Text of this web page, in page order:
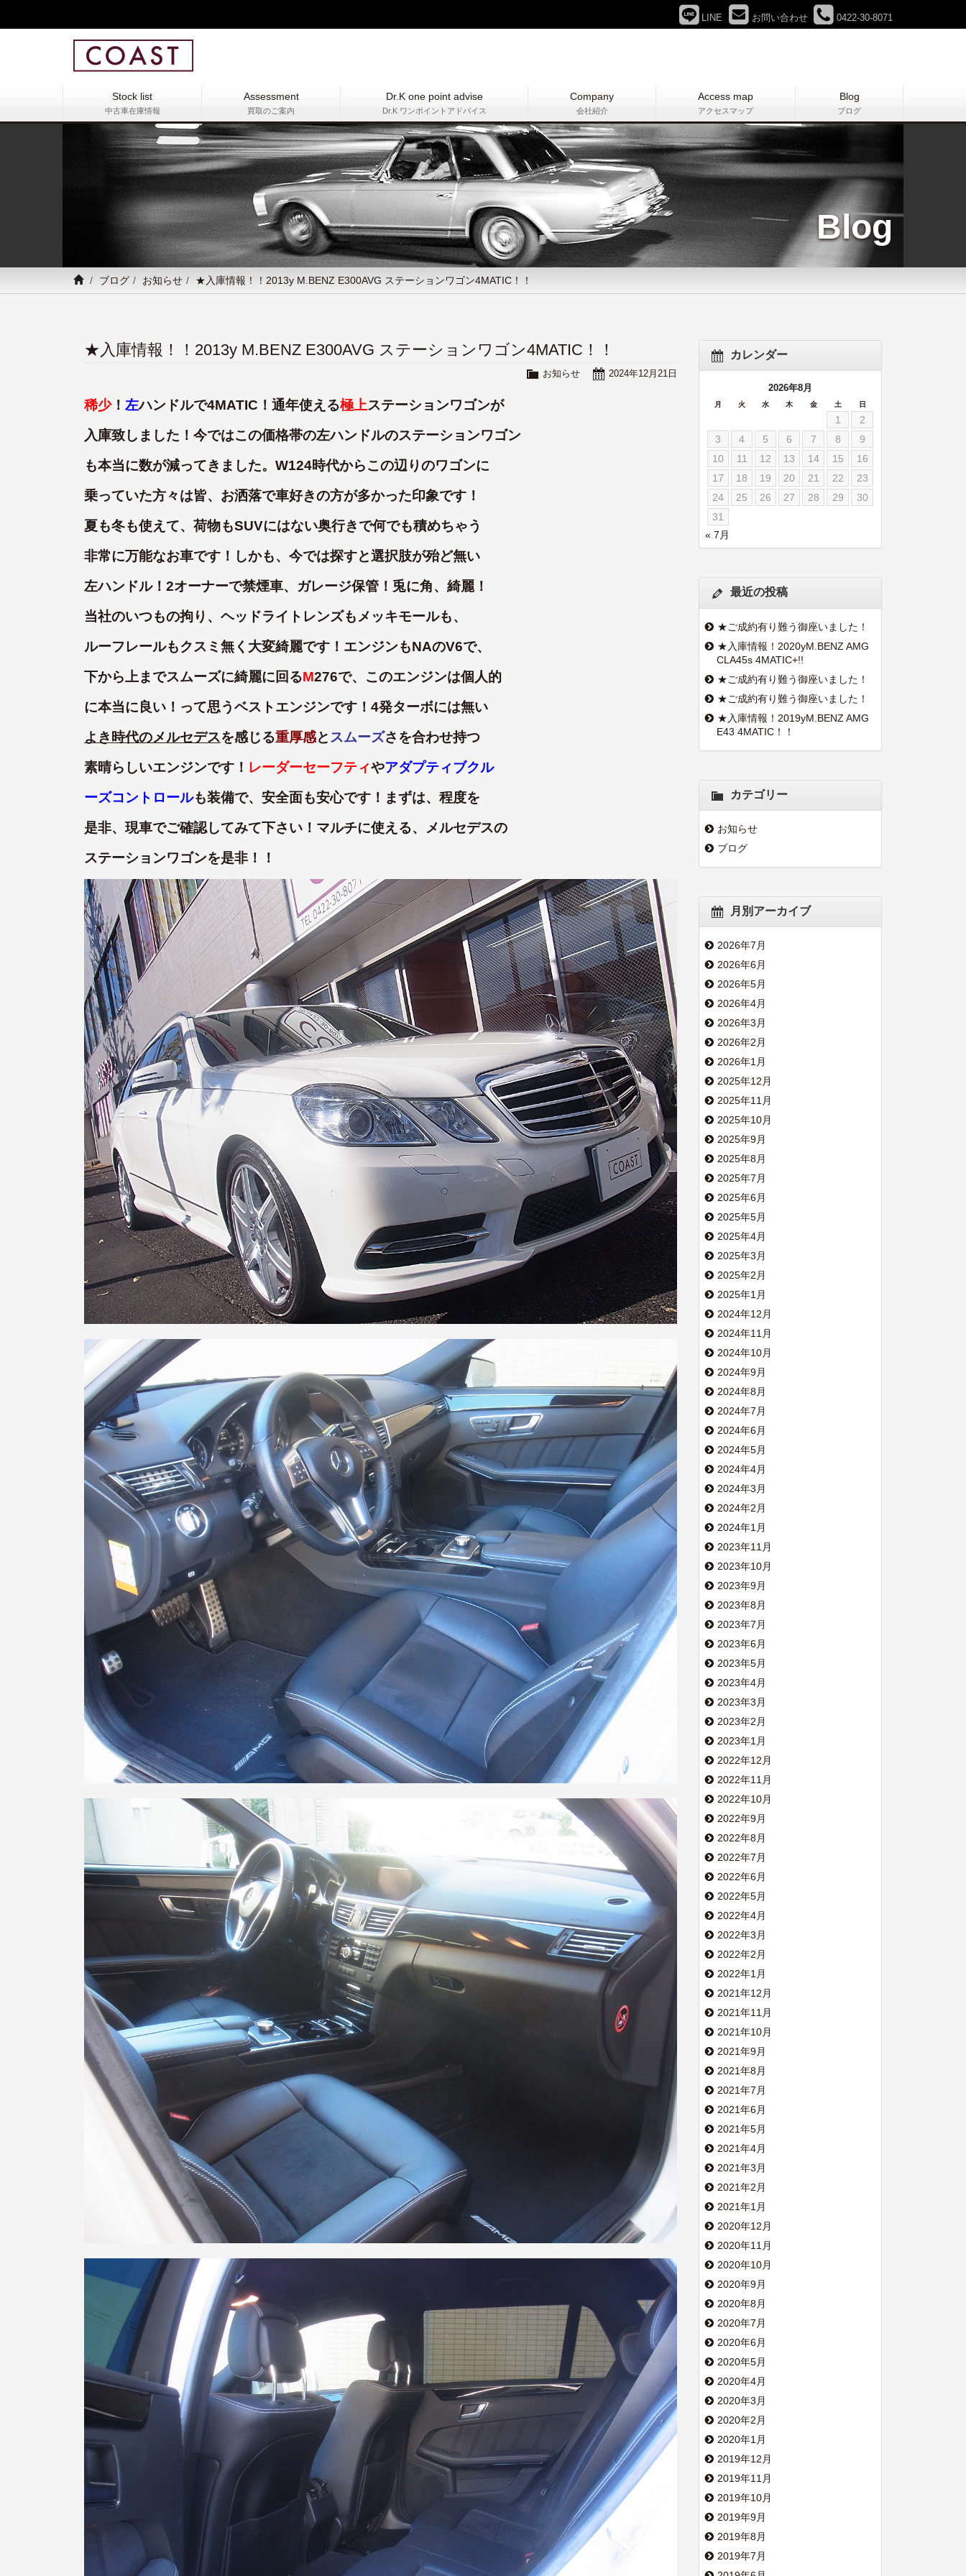
LINE お問い合わせ 0422-30-8071
Stock list
中古車在庫情報
Assessment
買取のご案内
Dr.K one point advise
Dr.K ワンポイントアドバイス
Company
会社紹介
Access map
アクセスマップ
Blog
ブログ
Blog
ブログ お知らせ ★入庫情報！！2013y M.BENZ E300AVG ステーションワゴン4MATIC！！
★入庫情報！！2013y M.BENZ E300AVG ステーションワゴン4MATIC！！
2024年12月21日
お知らせ
稀少！ 左ハンドルで4MATIC！通年使える極上ステーションワゴンが
入庫致しました！今ではこの価格帯の左ハンドルのステーションワゴン
も本当に数が減ってきました。W124時代からこの辺りのワゴンに
乗っていた方々は皆、お洒落で車好きの方が多かった印象です！
夏も冬も使えて、荷物もSUVにはない奥行きで何でも積めちゃう
非常に万能なお車です！しかも、今では探すと選択肢が殆ど無い
左ハンドル！2オーナーで禁煙車、ガレージ保管！兎に角、綺麗！
当社のいつもの拘り、ヘッドライトレンズもメッキモールも、
ルーフレールもクスミ無く大変綺麗です！エンジンもNAのV6で、
下から上までスムーズに綺麗に回るM276で、このエンジンは個人的
に本当に良い！って思うベストエンジンです！4発ターボには無い
よき時代のメルセデスを感じる重厚感と スムーズさを合わせ持つ
素晴らしいエンジンです！ レーダーセーフティやアダプティブクル
ーズコントロールも装備で、安全面も安心です！まずは、程度を
是非、現車でご確認してみて下さい！マルチに使える、メルセデスの
ステーションワゴンを是非！！
カレンダー
2026年8月
月 火 水 木 金 土 日
1
2
3
4 5 6 7 8
9
10
11 12 13 14 15
16
17
18 19 20 21 22
23
24
25 26 27 28 29
30
31
« 7月
最近の投稿
★ご成約有り難う御座いました！
★入庫情報！2020yM.BENZ AMG
CLA45s 4MATIC+!!
★ご成約有り難う御座いました！
★ご成約有り難う御座いました！
★入庫情報！2019yM.BENZ AMG
E43 4MATIC！！
カテゴリー
お知らせ
ブログ
月別アーカイブ
2026年7月
2026年6月
2026年5月
2026年4月
2026年3月
2026年2月
2026年1月
2025年12月
2025年11月
2025年10月
2025年9月
2025年8月
2025年7月
2025年6月
2025年5月
2025年4月
2025年3月
2025年2月
2025年1月
2024年12月
2024年11月
2024年10月
2024年9月
2024年8月
2024年7月
2024年6月
2024年5月
2024年4月
2024年3月
2024年2月
2024年1月
2023年11月
2023年10月
2023年9月
2023年8月
2023年7月
2023年6月
2023年5月
2023年4月
2023年3月
2023年2月
2023年1月
2022年12月
2022年11月
2022年10月
2022年9月
2022年8月
2022年7月
2022年6月
2022年5月
2022年4月
2022年3月
2022年2月
2022年1月
2021年12月
2021年11月
2021年10月
2021年9月
2021年8月
2021年7月
2021年6月
2021年5月
2021年4月
2021年3月
2021年2月
2021年1月
2020年12月
2020年11月
2020年10月
2020年9月
2020年8月
2020年7月
2020年6月
2020年5月
2020年4月
2020年3月
2020年2月
2020年1月
2019年12月
2019年11月
2019年10月
2019年9月
2019年8月
2019年7月